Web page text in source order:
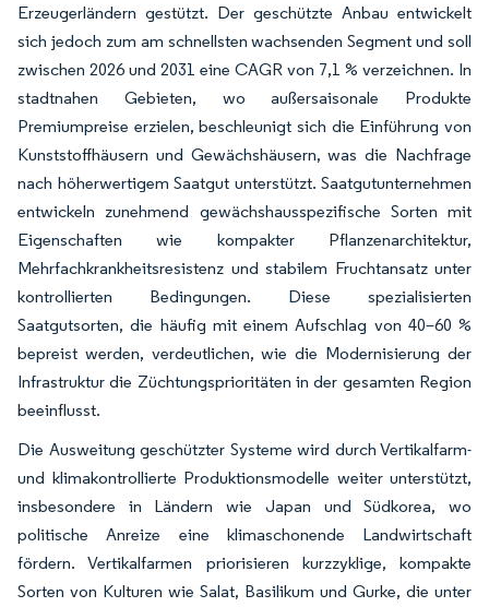
Erzeugerländern gestützt. Der geschützte Anbau entwickelt
sich jedoch zum am schnellsten wachsenden Segment und soll
zwischen 2026 und 2031 eine CAGR von 7,1 % verzeichnen. In
stadtnahen Gebieten, wo außersaisonale Produkte
Premiumpreise erzielen, beschleunigt sich die Einführung von
Kunststoffhäusern und Gewächshäusern, was die Nachfrage
nach höherwertigem Saatgut unterstützt. Saatgutunternehmen
entwickeln zunehmend gewächshausspezifische Sorten mit
Eigenschaften wie kompakter Pflanzenarchitektur,
Mehrfachkrankheitsresistenz und stabilem Fruchtansatz unter
kontrollierten Bedingungen. Diese spezialisierten
Saatgutsorten, die häufig mit einem Aufschlag von 40–60 %
bepreist werden, verdeutlichen, wie die Modernisierung der
Infrastruktur die Züchtungsprioritäten in der gesamten Region
beeinflusst.
Die Ausweitung geschützter Systeme wird durch Vertikalfarm-
und klimakontrollierte Produktionsmodelle weiter unterstützt,
insbesondere in Ländern wie Japan und Südkorea, wo
politische Anreize eine klimaschonende Landwirtschaft
fördern. Vertikalfarmen priorisieren kurzzyklige, kompakte
Sorten von Kulturen wie Salat, Basilikum und Gurke, die unter